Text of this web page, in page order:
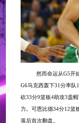
然而命运从G5开
G6马克西轰下31分率队
砍33分9篮板4助攻3盖
力。可恩比德34分12篮
落后首次翻盘。